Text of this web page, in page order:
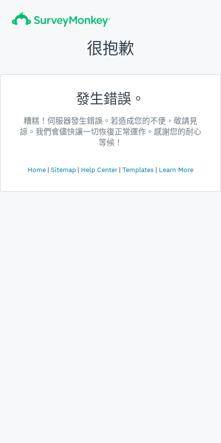
很抱歉
發生錯誤。
糟糕！伺服器發生錯誤。若造成您的不便，敬請見
諒。我們會儘快讓一切恢復正常運作。感謝您的耐心
等候！
Home Sitemap Help Center Templates Learn More